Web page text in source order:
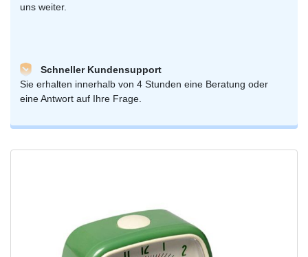
uns weiter.
Schneller Kundensupport
Sie erhalten innerhalb von 4 Stunden eine Beratung oder
eine Antwort auf Ihre Frage.